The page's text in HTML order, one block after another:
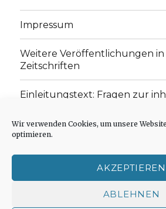
Wir verwenden Cookies, um unsere
optimieren.
AKZEPTIEREN
ABLEHNEN
Impressum
Weitere Veröffentlichungen
Zeitschriften
Einleitungstext: Fragen zur
„schwachen Glaubens“
Cookie-Richtlinie (EU)